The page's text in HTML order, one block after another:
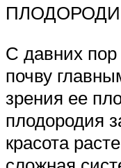
С давних пор
почву
зрения ее
плодородия
красота